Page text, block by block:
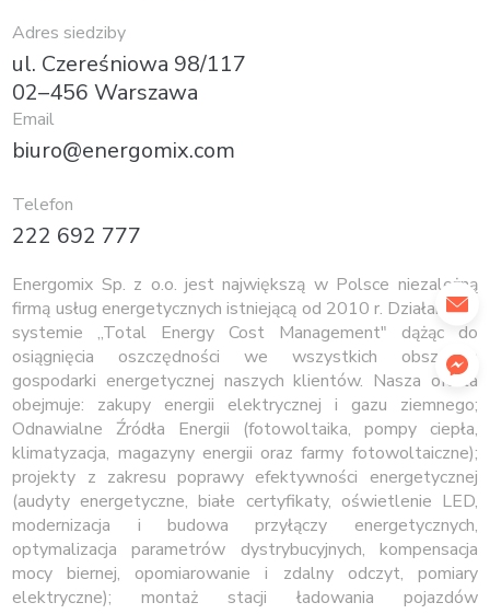
Adres siedziby
ul. Czereśniowa 98/117
02–456 Warszawa
Email
biuro@energomix.com
Telefon
222 692 777
Energomix Sp. z o.o. jest największą w Polsce niezależną
firmą usług energetycznych istniejącą od 2010 r. Działamy w
systemie „Total Energy Cost Management" dążąc do
osiągnięcia oszczędności we wszystkich obszarach
gospodarki energetycznej naszych klientów. Nasza oferta
obejmuje: zakupy energii elektrycznej i gazu ziemnego;
Odnawialne Źródła Energii (fotowoltaika, pompy ciepła,
klimatyzacja, magazyny energii oraz farmy fotowoltaiczne);
projekty z zakresu poprawy efektywności energetycznej
(audyty energetyczne, białe certyfikaty, oświetlenie LED,
modernizacja i budowa przyłączy energetycznych,
optymalizacja parametrów dystrybucyjnych, kompensacja
mocy biernej, opomiarowanie i zdalny odczyt, pomiary
elektryczne); montaż stacji ładowania pojazdów